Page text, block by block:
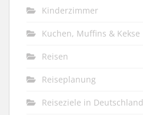
Kinderzimmer
Kuchen, Muffins & Kekse
Reisen
Reiseplanung
Reiseziele in Deutschland